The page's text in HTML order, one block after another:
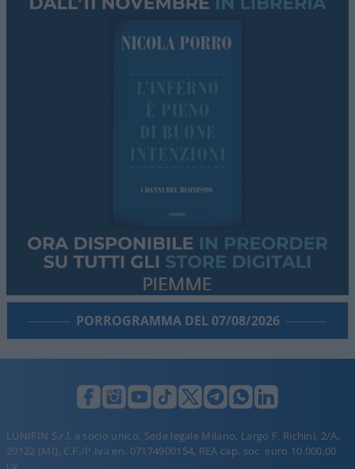
PORROGRAMMA DEL 07/08/2026
LUNIFIN S.r.l. a socio unico. Sede legale Milano, Largo F. Richini, 2/A,
20122 (MI), C.F./P.Iva en. 07174900154, REA cap. soc. euro 10.000,00
i.v.